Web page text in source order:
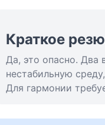
Краткое
Да, это опасно. Два
нестабильную
Для гармонии